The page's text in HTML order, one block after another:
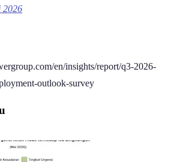
kuartal sebelumnya dan turun 1 persen
48%, disusul oleh China dengan 33%
permintaan tenaga kerja di seluruh kawasan